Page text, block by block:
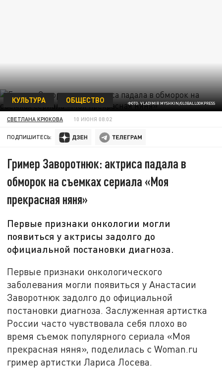
ФОТО: VLADIMIR MYSHKIN/GLOBALLOOKPRESS
КУЛЬТУРА ОБЩЕСТВО
СВЕТЛАНА КРЮКОВА 10 ИЮНЯ 08:02
ПОДПИШИТЕСЬ:
Гример Заворотнюк: актриса падала в
обморок на съемках сериала «Моя
прекрасная няня»
Первые признаки онкологии могли
появиться у актрисы задолго до
официальной постановки диагноза.
Первые признаки онкологического
заболевания могли появиться у Анастасии
Заворотнюк задолго до официальной
постановки диагноза. Заслуженная артистка
России часто чувствовала себя плохо во
время съемок популярного сериала «Моя
прекрасная няня», поделилась с Woman.ru
гример артистки Лариса Лосева.